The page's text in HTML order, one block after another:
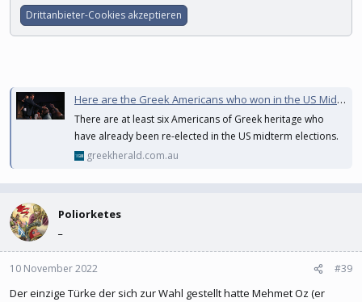
Drittanbieter-Cookies akzeptieren
Here are the Greek Americans who won in the US Midterm Elections
There are at least six Americans of Greek heritage who
have already been re-elected in the US midterm elections.
greekherald.com.au
Poliorketes
10 November 2022 #39
Der einzige Türke der sich zur Wahl gestellt hatte Mehmet Oz (er